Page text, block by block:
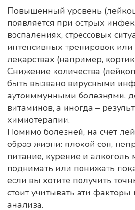
Повышенный уровень
появляется при острых
воспалениях, стрессовых
интенсивных тренировок
лекарствах (например,
Снижение количества
быть вызвано вирусными
аутоиммунными болезнями,
витаминов, а иногда –
химиотерапии.
Помимо болезней, на счёт
образ жизни: плохой сон,
питание, курение и алкоголь
поднимать или понижать
если вы хотите получить
стоит учитывать эти факторы
анализа.